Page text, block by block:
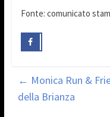
Fonte: comunicato
← Monica Run &
della Brianza